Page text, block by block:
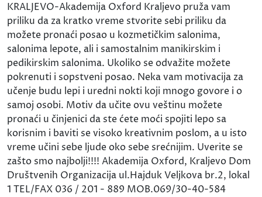
KRALJEVO-Akademija Oxford Kraljevo pruža vam
priliku da za kratko vreme stvorite sebi priliku da
možete pronaći posao u kozmetičkim salonima,
salonima lepote, ali i samostalnim manikirskim i
pedikirskim salonima. Ukoliko se odvažite možete
pokrenuti i sopstveni posao. Neka vam motivacija za
učenje budu lepi i uredni nokti koji mnogo govore i o
samoj osobi. Motiv da učite ovu veštinu možete
pronaći u činjenici da ste ćete moći spojiti lepo sa
korisnim i baviti se visoko kreativnim poslom, a u isto
vreme učini sebe ljude oko sebe srećnijim. Uverite se
zašto smo najbolji!!!! Akademija Oxford, Kraljevo Dom
Društvenih Organizacija ul.Hajduk Veljkova br.2, lokal
1 TEL/FAX 036 / 201 - 889 MOB.069/30-40-584